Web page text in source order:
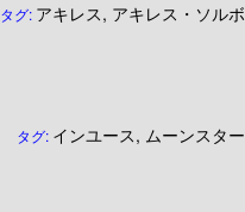
タグ: アキレス, アキレス・ソルボ
タグ: インユース, ムーンスター